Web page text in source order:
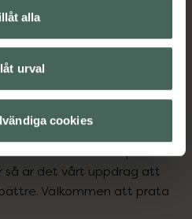
alla
urval
cookies
dig. Du hittar oss från Skåne i
i mobilen och på
så är det vårt uppdrag att
Välkommen att prata